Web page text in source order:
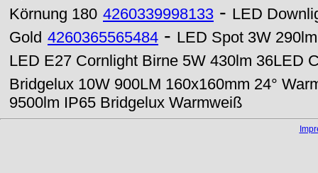
Körnung 180 4260339998133 - LED
Gold 4260365565484 - LED Spot 3W
LED E27 Cornlight Birne 5W 430lm 36LED
Bridgelux 10W 900LM 160x160mm 24°
9500lm IP65 Bridgelux Warmweiß